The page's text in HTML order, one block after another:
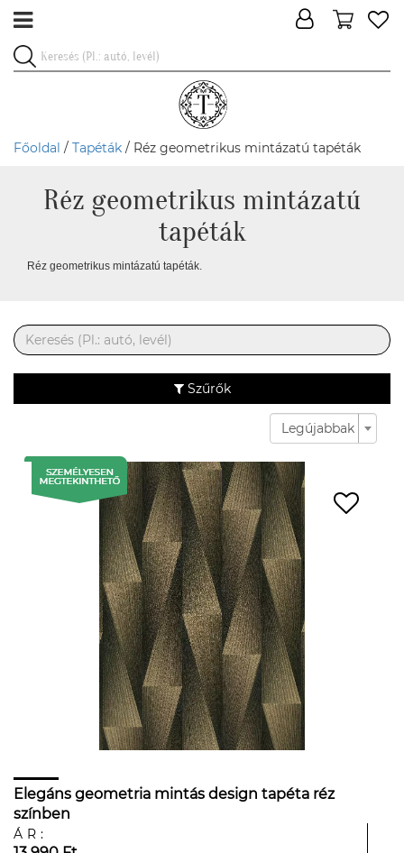
Főoldal / Tapéták / Réz geometrikus mintázatú tapéták
Réz geometrikus mintázatú
tapéták
Réz geometrikus mintázatú tapéták.
Szűrők
Legújabbak
Elegáns geometria mintás design tapéta réz
színben
ÁR: